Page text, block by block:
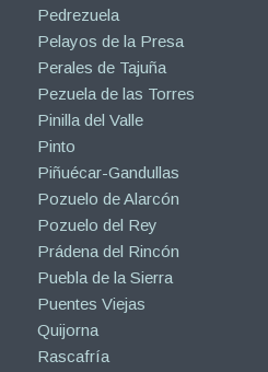
Pedrezuela
Pelayos de la Presa
Perales de Tajuña
Pezuela de las Torres
Pinilla del Valle
Pinto
Piñuécar-Gandullas
Pozuelo de Alarcón
Pozuelo del Rey
Prádena del Rincón
Puebla de la Sierra
Puentes Viejas
Quijorna
Rascafría